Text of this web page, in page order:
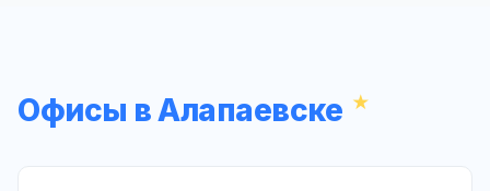
Офисы в Алапаевске